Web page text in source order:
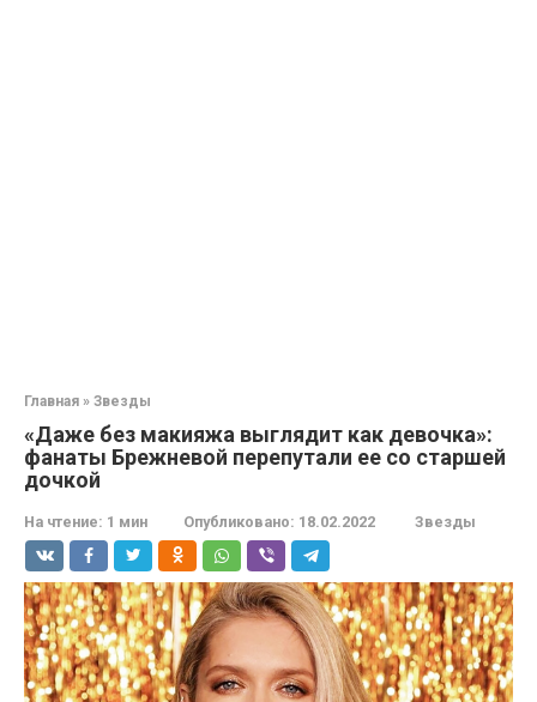
Главная » Звезды
«Даже без макияжа выглядит как девочка»:
фанаты Брежневой перепутали ее со старшей
дочкой
На чтение: 1 мин Опубликовано: 18.02.2022 Звезды